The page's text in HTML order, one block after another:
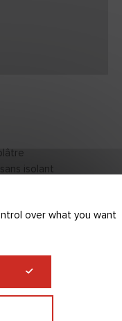
isolant
over what you want